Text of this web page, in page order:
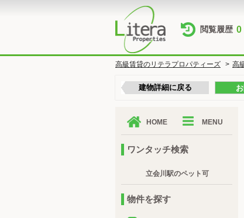
閲覧履歴 0
高級賃貸のリテラプロパティーズ > 高
建物詳細に戻る
HOME MENU
ワンタッチ検索
立会川駅のペット可
物件を探す